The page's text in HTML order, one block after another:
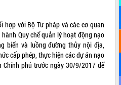
hợp với Bộ Tư pháp và các cơ quan
Quy chế quản lý hoạt động nạo
biển và luồng đường thủy nội địa,
cấp phép, thực hiện các dự án nạo
phủ trước ngày 30/9/2017 để